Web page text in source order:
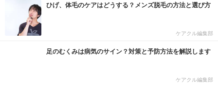
ひげ、体毛のケアはどうする？メンズ脱毛の方法と選び方
ケアクル編集部
足のむくみは病気のサイン？対策と予防方法を解説します
ケアクル編集部